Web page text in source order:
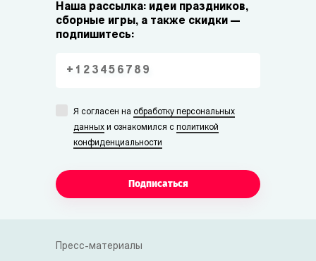
Наша рассылка: идеи праздников,
сборные игры, а также скидки —
подпишитесь:
Я согласен на обработку персональных
данных и ознакомился с политикой
конфиденциальности
Подписаться
Пресс-материалы